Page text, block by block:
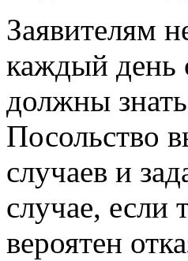
Заявителям
каждый день
должны
Посольство
случаев и
случае, если
вероятен